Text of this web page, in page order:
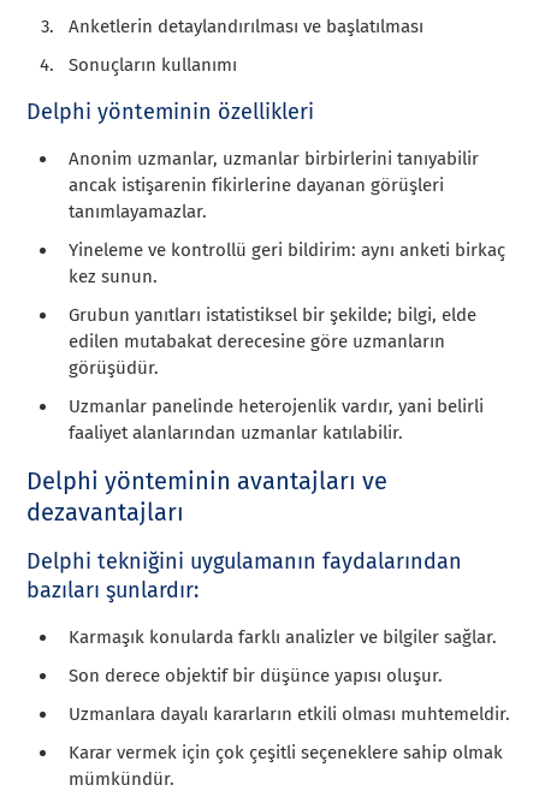
Anketlerin detaylandırılması ve başlatılması
Sonuçların kullanımı
Delphi yönteminin özellikleri
Anonim uzmanlar, uzmanlar birbirlerini tanıyabilir
ancak istişarenin fikirlerine dayanan görüşleri
tanımlayamazlar.
Yineleme ve kontrollü geri bildirim: aynı anketi birkaç
kez sunun.
Grubun yanıtları istatistiksel bir şekilde; bilgi, elde
edilen mutabakat derecesine göre uzmanların
görüşüdür.
Uzmanlar panelinde heterojenlik vardır, yani belirli
faaliyet alanlarından uzmanlar katılabilir.
Delphi yönteminin avantajları ve
dezavantajları
Delphi tekniğini uygulamanın faydalarından
bazıları şunlardır:
Karmaşık konularda farklı analizler ve bilgiler sağlar.
Son derece objektif bir düşünce yapısı oluşur.
Uzmanlara dayalı kararların etkili olması muhtemeldir.
Karar vermek için çok çeşitli seçeneklere sahip olmak
mümkündür.